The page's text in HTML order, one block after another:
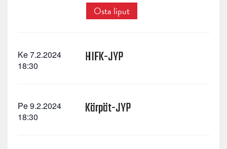
Osta liput
Ke 7.2.2024
18:30
HIFK-JYP
Pe 9.2.2024
18:30
Kärpät-JYP